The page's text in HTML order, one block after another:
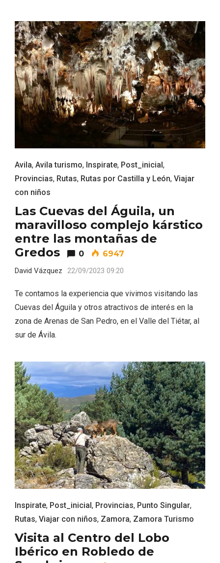
Avila, Avila turismo, Inspirate, Post_inicial,
Provincias, Rutas, Rutas por Castilla y León, Viajar
con niños
Las Cuevas del Águila, un
maravilloso complejo kárstico
entre las montañas de
Gredos
0 6947
David Vázquez 22/09/2023 09:20
Te contamos la experiencia que vivimos visitando las
Cuevas del Águila y otros atractivos de interés en la
zona de Arenas de San Pedro, en el Valle del Tiétar, al
sur de Ávila.
Inspirate, Post_inicial, Provincias, Punto Singular,
Rutas, Viajar con niños, Zamora, Zamora Turismo
Visita al Centro del Lobo
Ibérico en Robledo de
El Espinar, un pueblo oculto de la Sierra
de Guadarrama en su vertiente
segoviana
Recorre los fiordos leoneses en Riaño